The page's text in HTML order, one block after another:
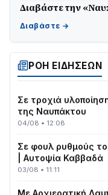
Διαβάστε την
ΡΟΗ ΕΙΔΗΣΕΩΝ
ΤΟ ΠΑΡΤΥ
05/08 • 08:41
04/08 • 19:47
Σε τροχιά
της Ναυπάκτου
04/08 • 12:08
| Αυτοψία Καββαδά
03/08 • 11:11
Μεταμορφώσεως